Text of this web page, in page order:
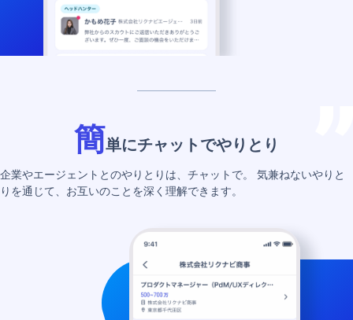
簡単にチャットでやりとり
企業やエージェントとのやりとりは、チャットで。
気兼ねないやりと
りを通じて、お互いのことを深く理解できます。